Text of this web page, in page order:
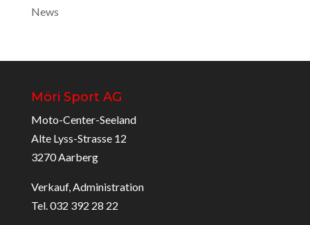
News
Möri Sport AG
Moto-Center-Seeland
Alte Lyss-Strasse 12
3270 Aarberg
Verkauf, Administration
Tel. 032 392 28 22